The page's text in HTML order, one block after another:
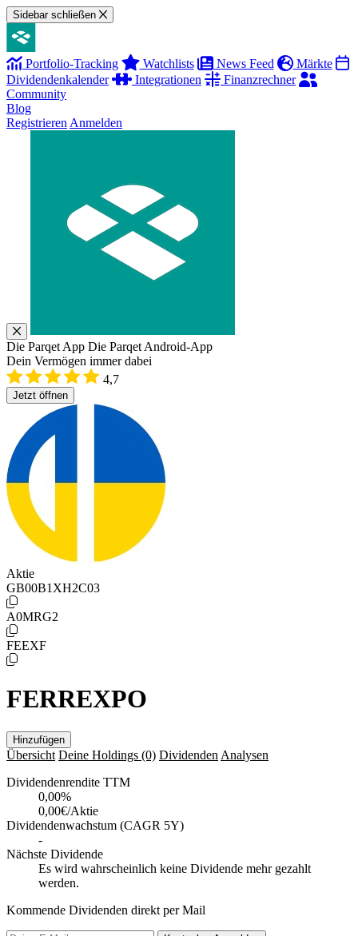
Sidebar schließen
Portfolio-Tracking Watchlists News Feed
Märkte
Dividendenkalender
Integrationen
Finanzrechner
Community
Blog
Registrieren Anmelden
Die Parqet App Die Parqet Android-App
Dein Vermögen immer dabei
4,7
Jetzt öffnen
Aktie
GB00B1XH2C03
A0MRG2
FEEXF
FERREXPO
Hinzufügen
Übersicht Deine Holdings (0) Dividenden Analysen
Dividendenrendite TTM
0,00%
0,00€/Aktie
Dividendenwachstum (CAGR 5Y)
-
Nächste Dividende
Es wird wahrscheinlich keine Dividende mehr gezahlt
werden.
Kommende Dividenden direkt per Mail